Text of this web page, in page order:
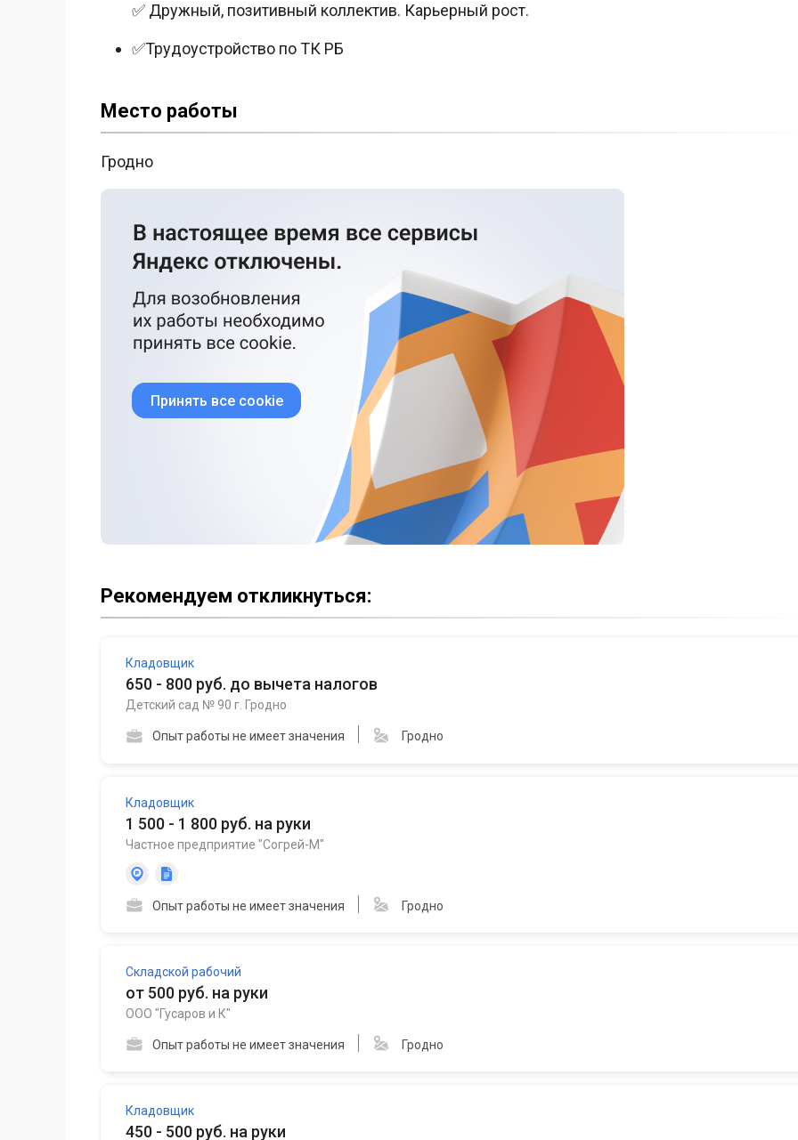
✅ Дружный, позитивный коллектив. Карьерный рост.
✅Трудоустройство по ТК РБ
Место работы
Гродно
Принять все cookie
Рекомендуем откликнуться:
Кладовщик
650 - 800 руб. до вычета налогов
Детский сад № 90 г. Гродно
Опыт работы не имеет значения Гродно
Кладовщик
1 500 - 1 800 руб. на руки
Частное предприятие "Согрей-М"
Опыт работы не имеет значения Гродно
Складской рабочий
от 500 руб. на руки
ООО "Гусаров и К"
Опыт работы не имеет значения Гродно
Кладовщик
450 - 500 руб. на руки